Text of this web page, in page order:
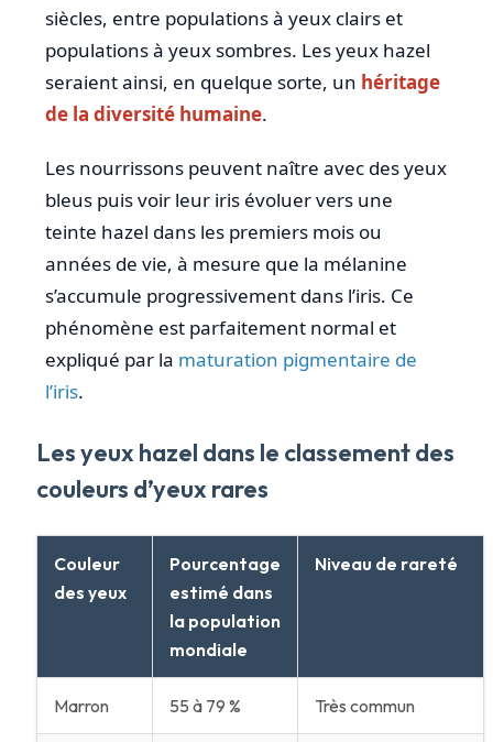
siècles, entre populations à yeux clairs et
populations à yeux sombres. Les yeux hazel
seraient ainsi, en quelque sorte, un héritage
de la diversité humaine.
Les nourrissons peuvent naître avec des yeux
bleus puis voir leur iris évoluer vers une
teinte hazel dans les premiers mois ou
années de vie, à mesure que la mélanine
s’accumule progressivement dans l’iris. Ce
phénomène est parfaitement normal et
expliqué par la maturation pigmentaire de
l’iris.
Les yeux hazel dans le classement des
couleurs d’yeux rares
Couleur
des yeux
Pourcentage
estimé dans
la population
mondiale
Niveau de rareté
Marron 55 à 79 % Très commun